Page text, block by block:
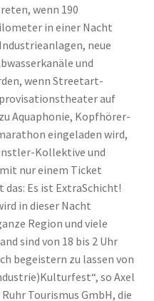
wenn 190
in einer Nacht
neue
und
wenn Streetart-
auf
Aquaphonie, Kopfhörer-
eingeladen wird,
Kollektive und
nur einem Ticket
Es ist ExtraSchicht!
in dieser Nacht
Region und viele
sind von 18 bis 2 Uhr
begeistern zu lassen von
so Axel
Tourismus GmbH, die